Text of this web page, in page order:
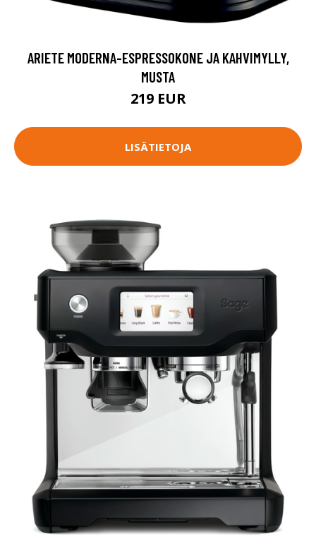
ARIETE MODERNA-ESPRESSOKONE JA KAHVIMYLLY,
MUSTA
219 EUR
LISÄTIETOJA